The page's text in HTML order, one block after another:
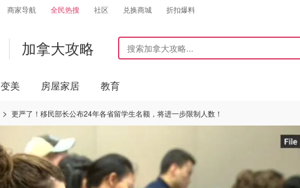
商家导航 全民热搜 社区 兑换商城 折扣爆料
加拿大攻略
变美 房屋家居 教育
更严了！移民部长公布24年各省留学生名额，将进一步限制人数！